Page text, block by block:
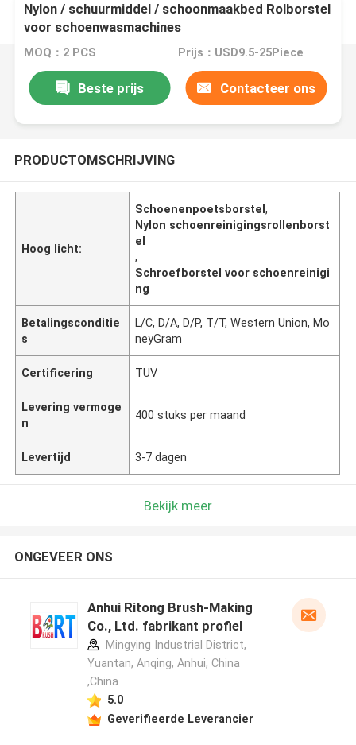
Nylon / schuurmiddel / schoonmaakbed Rolborstel
voor schoenwasmachines
MOQ：2 PCS Prijs：USD9.5-25Piece
Beste prijs Contacteer ons
PRODUCTOMSCHRIJVING
Hoog licht:
Schoenenpoetsborstel,
Nylon schoenreinigingsrollenborst
el
,
Schroefborstel voor schoenreinigi
ng
Betalingsconditie
s
L/C, D/A, D/P, T/T, Western Union, Mo
neyGram
Certificering TUV
Levering vermoge
n
400 stuks per maand
Levertijd 3-7 dagen
Bekijk meer
ONGEVEER ONS
Anhui Ritong Brush-Making
Co., Ltd. fabrikant profiel
Mingying Industrial District,
Yuantan, Anqing, Anhui, China
,China
5.0
Geverifieerde Leverancier